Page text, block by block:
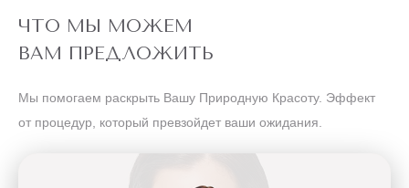
ЧТО МЫ МОЖЕМ
ВАМ ПРЕДЛОЖИТЬ
Мы помогаем раскрыть Вашу Природную Красоту. Эффект
от процедур, который превзойдет ваши ожидания.